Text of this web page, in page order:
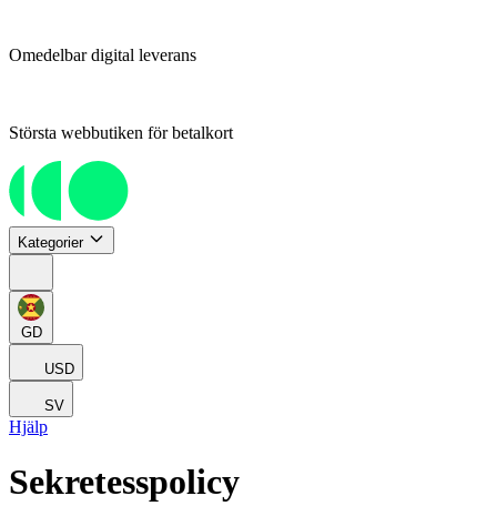
Omedelbar digital leverans
Största webbutiken för betalkort
Kategorier
GD
USD
SV
Hjälp
Sekretesspolicy